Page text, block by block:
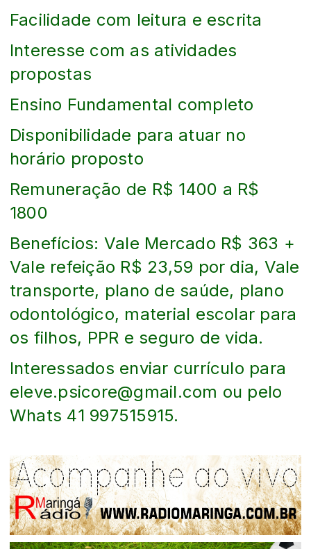
Facilidade com leitura e escrita
Interesse com as atividades
propostas
Ensino Fundamental completo
Disponibilidade para atuar no
horário proposto
Remuneração de R$ 1400 a R$
1800
Benefícios: Vale Mercado R$ 363 +
Vale refeição R$ 23,59 por dia, Vale
transporte, plano de saúde, plano
odontológico, material escolar para
os filhos, PPR e seguro de vida.
Interessados enviar currículo para
eleve.psicore@gmail.com ou pelo
Whats 41 997515915.